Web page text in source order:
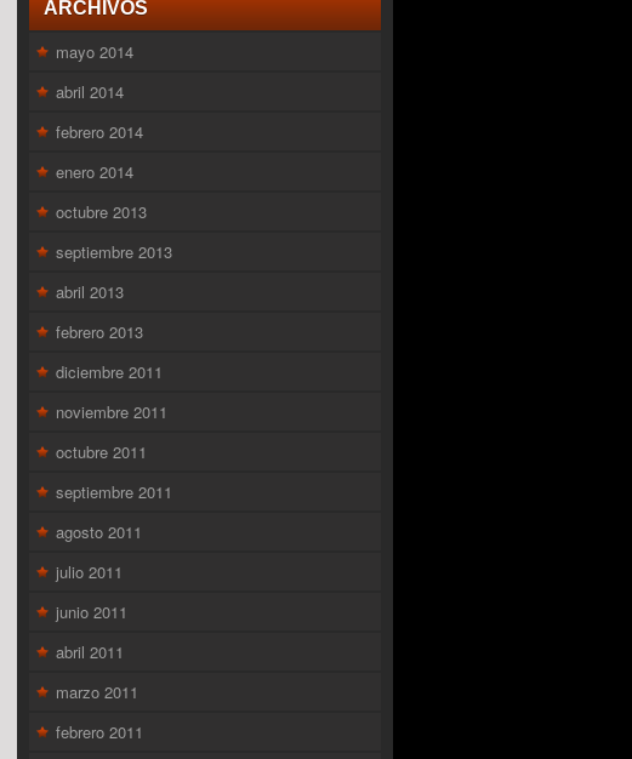
ARCHIVOS
mayo 2014
abril 2014
febrero 2014
enero 2014
octubre 2013
septiembre 2013
abril 2013
febrero 2013
diciembre 2011
noviembre 2011
octubre 2011
septiembre 2011
agosto 2011
julio 2011
junio 2011
abril 2011
marzo 2011
febrero 2011